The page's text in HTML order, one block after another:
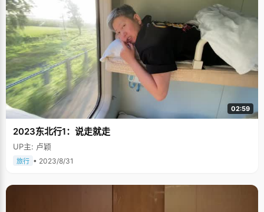
02:59
2023东北行1：说走就走
UP主: 卢颖
旅行 • 2023/8/31